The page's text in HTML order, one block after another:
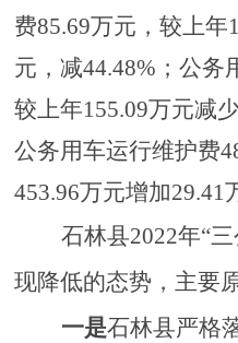
费85.69万元，较上年
元， 减44.48%；公务
较上年155.09万元减
公务用车运行维护费
453.96万元增加29.41
石林县2022年“三
现降低的态势，主要
一是石林县严格